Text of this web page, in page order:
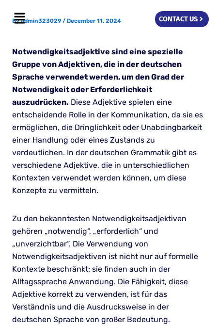
Menu CONTACT US
Byadmin323029 / December 11, 2024
Notwendigkeitsadjektive sind eine spezielle
Gruppe von Adjektiven, die in der deutschen
Sprache verwendet werden, um den Grad der
Notwendigkeit oder Erforderlichkeit
auszudrücken. Diese Adjektive spielen eine
entscheidende Rolle in der Kommunikation, da sie es
ermöglichen, die Dringlichkeit oder Unabdingbarkeit
einer Handlung oder eines Zustands zu
verdeutlichen. In der deutschen Grammatik gibt es
verschiedene Adjektive, die in unterschiedlichen
Kontexten verwendet werden können, um diese
Konzepte zu vermitteln.
Zu den bekanntesten Notwendigkeitsadjektiven
gehören „notwendig“, „erforderlich“ und
„unverzichtbar“. Die Verwendung von
Notwendigkeitsadjektiven ist nicht nur auf formelle
Kontexte beschränkt; sie finden auch in der
Alltagssprache Anwendung. Die Fähigkeit, diese
Adjektive korrekt zu verwenden, ist für das
Verständnis und die Ausdrucksweise in der
deutschen Sprache von großer Bedeutung.